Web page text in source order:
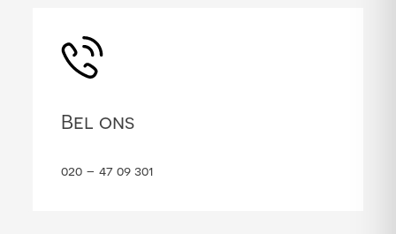
Bel ons
020 – 47 09 301